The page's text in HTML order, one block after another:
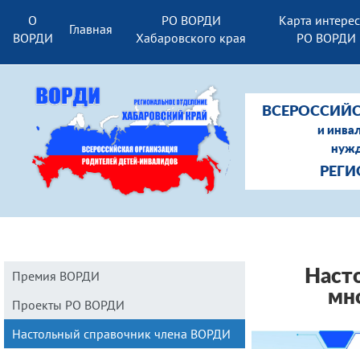
и
О
ВОРДИ
Главная
РО ВОРДИ
Хабаровского края
Карта
РО ВОРДИ
Премия ВОРДИ
Проекты РО ВОРДИ
Настольный справочник члена ВОРДИ